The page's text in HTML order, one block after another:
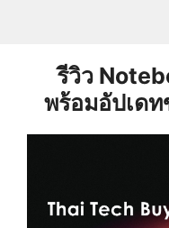
รีวิว
พร้อมอัปเด